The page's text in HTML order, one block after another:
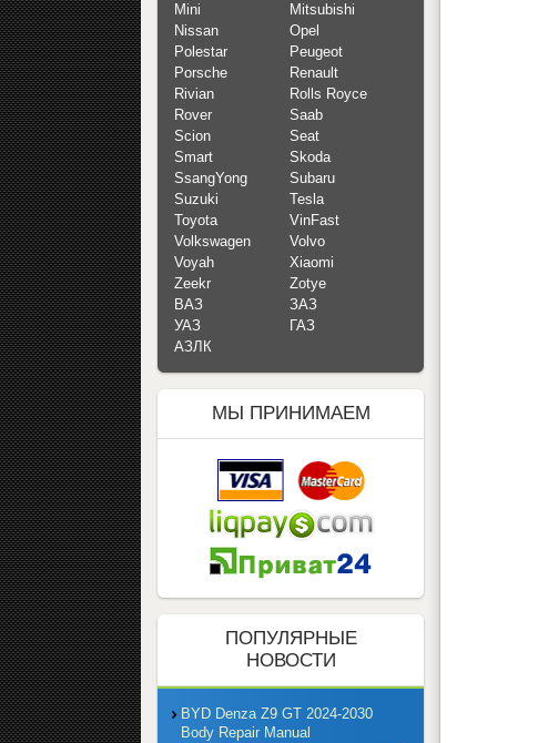
Mini
Mitsubishi
Nissan
Opel
Polestar
Peugeot
Porsche
Renault
Rivian
Rolls Royce
Rover
Saab
Scion
Seat
Smart
Skoda
SsangYong
Subaru
Suzuki
Tesla
Toyota
VinFast
Volkswagen
Volvo
Voyah
Xiaomi
Zeekr
Zotye
ВАЗ
ЗАЗ
УАЗ
ГАЗ
АЗЛК
МЫ ПРИНИМАЕМ
ПОПУЛЯРНЫЕ
НОВОСТИ
BYD Denza Z9 GT 2024-2030
Body Repair Manual